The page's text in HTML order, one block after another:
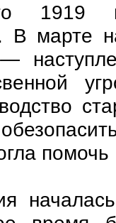
1919
В марте